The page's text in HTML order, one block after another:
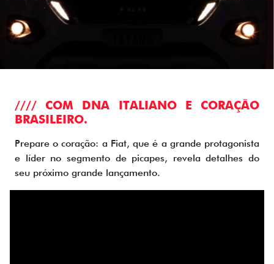
//// COM DNA ITALIANO E CORAÇÃO
BRASILEIRO.
Prepare o coração: a Fiat, que é a grande protagonista
e líder no segmento de picapes, revela detalhes do
seu próximo grande lançamento.